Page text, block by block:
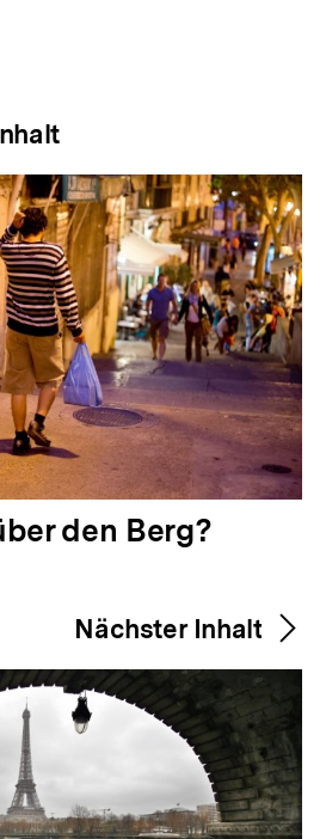
den Berg?
Nächster Inhalt